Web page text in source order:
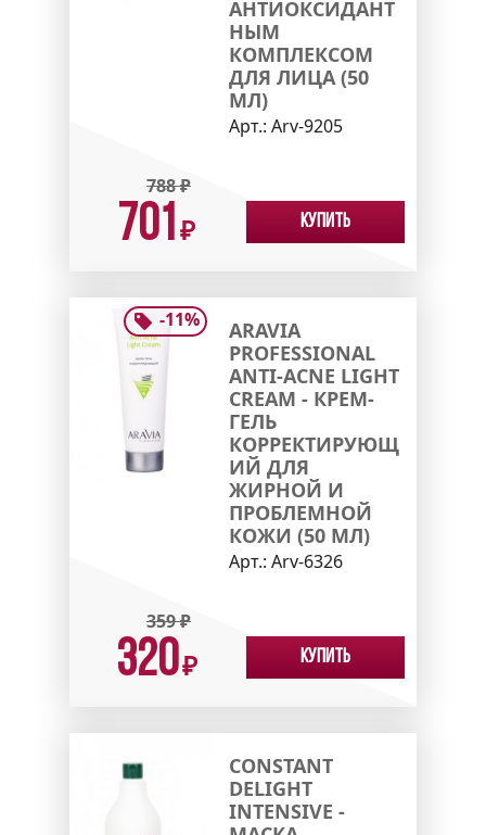
АНТИОКСИДАНТ
НЫМ
КОМПЛЕКСОМ
ДЛЯ ЛИЦА (50
МЛ)
Арт.: Arv-9205
788₽
701 ₽ Купить
-11%
ARAVIA
PROFESSIONAL
ANTI-ACNE LIGHT
CREAM - КРЕМ-
ГЕЛЬ
КОРРЕКТИРУЮЩ
ИЙ ДЛЯ
ЖИРНОЙ И
ПРОБЛЕМНОЙ
КОЖИ (50 МЛ)
Арт.: Arv-6326
359₽
320₽ Купить
CONSTANT
DELIGHT
INTENSIVE -